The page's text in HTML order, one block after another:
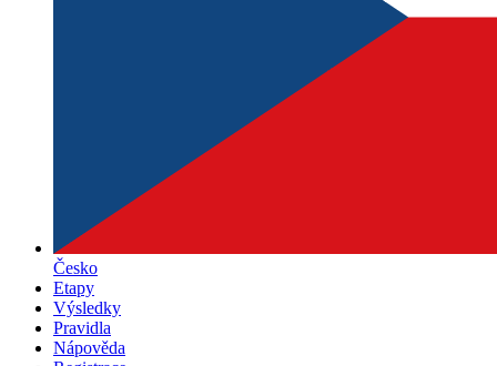
Česko
Etapy
Výsledky
Pravidla
Nápověda